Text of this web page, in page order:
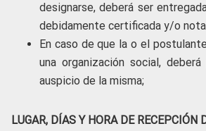
designarse, deberá ser
debidamente certificada y/o
En caso de que la o el
una organización social,
auspicio de la misma;
LUGAR, DÍAS Y HORA DE RECEPCIÓN